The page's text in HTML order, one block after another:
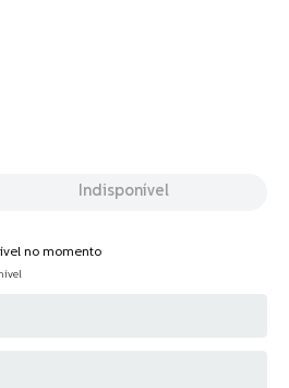
Indisponível
no momento